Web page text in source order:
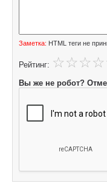
Заметка: HTML теги не
Рейтинг:
Вы же не робот?